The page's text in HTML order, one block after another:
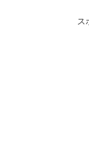
ス